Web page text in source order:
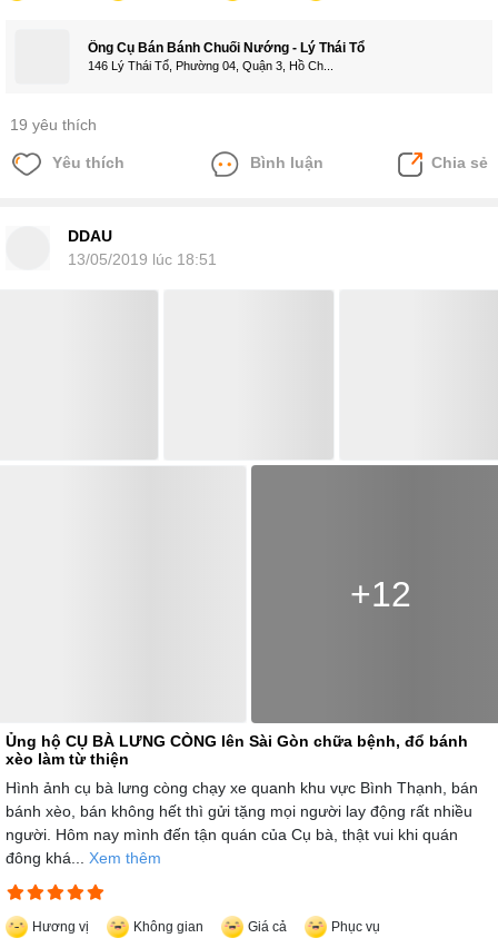
Ông Cụ Bán Bánh Chuối Nướng - Lý Thái Tổ
146 Lý Thái Tổ, Phường 04, Quận 3, Hồ Ch...
19 yêu thích
Yêu thích Bình luận Chia sẻ
DDAU
13/05/2019 lúc 18:51
+12
Ủng hộ CỤ BÀ LƯNG CÒNG lên Sài Gòn chữa bệnh, đổ bánh
xèo làm từ thiện
Hình ảnh cụ bà lưng còng chạy xe quanh khu vực Bình Thạnh, bán
bánh xèo, bán không hết thì gửi tặng mọi người lay động rất nhiều
người. Hôm nay mình đến tận quán của Cụ bà, thật vui khi quán
đông khá... Xem thêm
Hương vị Không gian Giá cả Phục vụ